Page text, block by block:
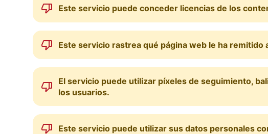
Este servicio puede conceder licencias de los
Este servicio rastrea qué página web le ha remitido
El servicio puede utilizar píxeles de seguimiento,
los usuarios.
Este servicio puede utilizar sus datos personales